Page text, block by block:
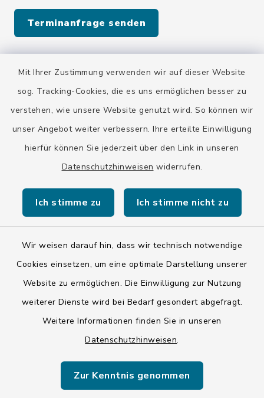
Mit Ihrer Zustimmung verwenden wir auf dieser Website
sog. Tracking-Cookies, die es uns ermöglichen besser zu
verstehen, wie unsere Website genutzt wird. So können wir
unser Angebot weiter verbessern. Ihre erteilte Einwilligung
hierfür können Sie jederzeit über den Link in unseren
Datenschutzhinweisen widerrufen.
Ich stimme zu Ich stimme nicht zu
Wir weisen darauf hin, dass wir technisch notwendige
Cookies einsetzen, um eine optimale Darstellung unserer
Website zu ermöglichen. Die Einwilligung zur Nutzung
weiterer Dienste wird bei Bedarf gesondert abgefragt.
Weitere Informationen finden Sie in unseren
Datenschutzhinweisen.
Zur Kenntnis genommen
Terminanfrage senden
Quicklinks
Kontakt
Barrierefreiheit
Datenschutz
Impressum
Sitemap
Cookie-Einstellungen